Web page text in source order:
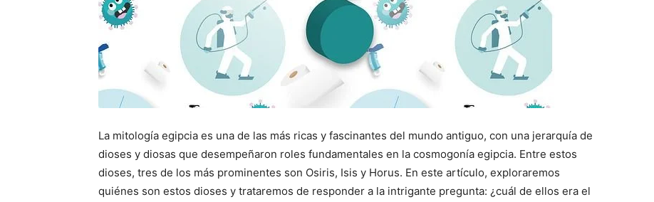
La mitología egipcia es una de las más ricas y fascinantes del mundo antiguo, con una jerarquía de
dioses y diosas que desempeñaron roles fundamentales en la cosmogonía egipcia. Entre estos
dioses, tres de los más prominentes son Osiris, Isis y Horus. En este artículo, exploraremos
quiénes son estos dioses y trataremos de responder a la intrigante pregunta: ¿cuál de ellos era el